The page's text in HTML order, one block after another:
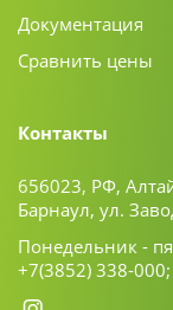
Документация
Сравнить цены
Контакты
656023, РФ,
Барнаул, ул.
Понедельник -
+7(3852) 338-000;